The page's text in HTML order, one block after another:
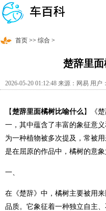
首页 >> 综合 >
楚辞里
2026-05-20 01:12:48 来源：网易 用户
【楚辞里面橘树比喻什么】《
一，其中蕴含了丰富的象征意
为一种植物被多次提及，常被
是在屈原的作品中，橘树的意
一、
在《楚辞》中，橘树主要被用
品质。它象征着一种独立自主